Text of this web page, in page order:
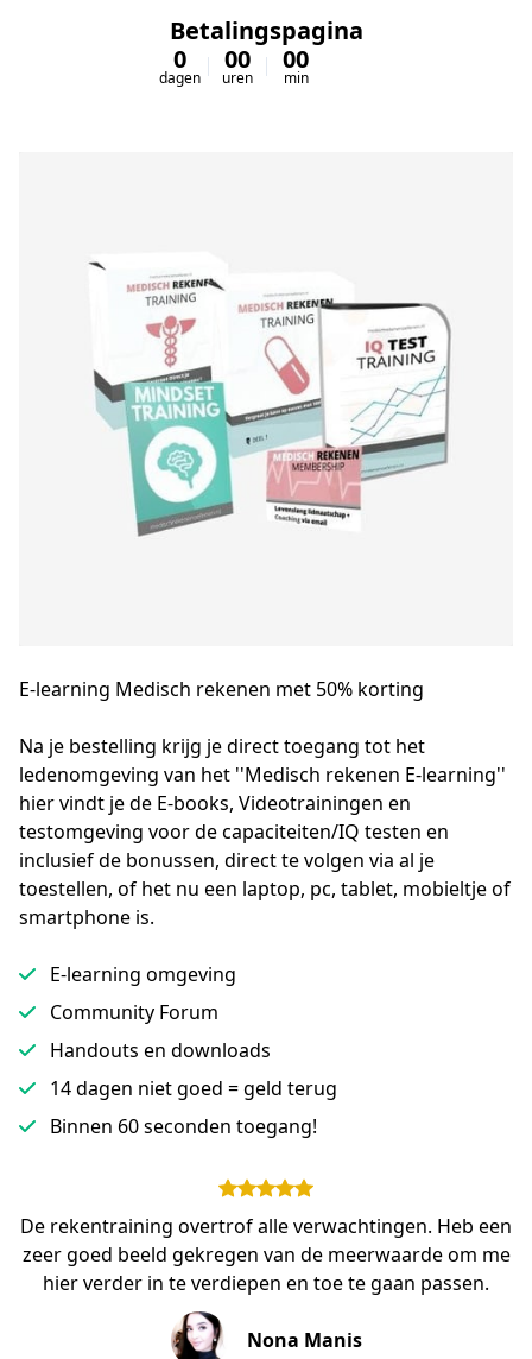
Betalingspagina
0
dagen
00
uren
00
min
E-learning Medisch rekenen met 50% korting
Na je bestelling krijg je direct toegang tot het
ledenomgeving van het ''Medisch rekenen E-learning''
hier vindt je de E-books, Videotrainingen en
testomgeving voor de capaciteiten/IQ testen en
inclusief de bonussen, direct te volgen via al je
toestellen, of het nu een laptop, pc, tablet, mobieltje of
smartphone is.
E-learning omgeving
Community Forum
Handouts en downloads
14 dagen niet goed = geld terug
Binnen 60 seconden toegang!
De rekentraining overtrof alle verwachtingen. Heb een
zeer goed beeld gekregen van de meerwaarde om me
hier verder in te verdiepen en toe te gaan passen.
Nona Manis